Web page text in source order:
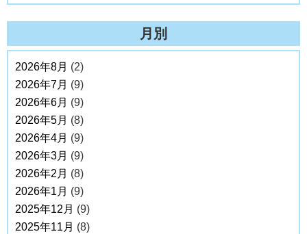
月別
2026年8月 (2)
2026年7月 (9)
2026年6月 (9)
2026年5月 (8)
2026年4月 (9)
2026年3月 (9)
2026年2月 (8)
2026年1月 (9)
2025年12月 (9)
2025年11月 (8)